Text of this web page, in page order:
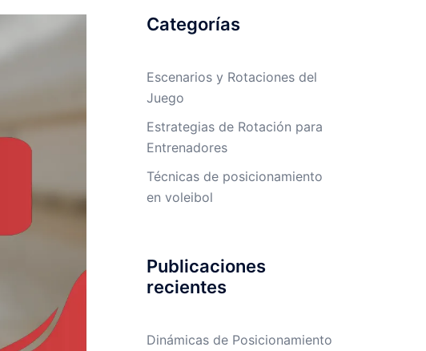
Categorías
Escenarios y Rotaciones del
Juego
Estrategias de Rotación para
Entrenadores
Técnicas de posicionamiento
en voleibol
Publicaciones
recientes
Dinámicas de Posicionamiento